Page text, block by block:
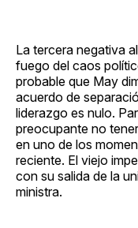
La tercera negativa
fuego del caos
probable que May
acuerdo de
liderazgo es nulo.
preocupante no
en uno de los
reciente. El viejo
con su salida de la
ministra.